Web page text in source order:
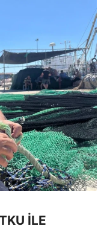
İLE